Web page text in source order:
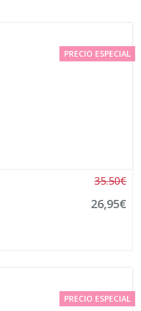
PRECIO ESPECIAL
35.50€
26,95€
PRECIO ESPECIAL